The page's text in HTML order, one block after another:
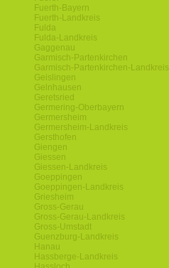
Fuerth-Bayern
Fuerth-Landkreis
Fulda
Fulda-Landkreis
Gaggenau
Garmisch-Partenkirchen
Garmisch-Partenkirchen-Landkreis
Geislingen
Gelnhausen
Geretsried
Germering-Oberbayern
Germersheim
Germersheim-Landkreis
Gersthofen
Giengen
Giessen
Giessen-Landkreis
Goeppingen
Goeppingen-Landkreis
Griesheim
Gross-Gerau
Gross-Gerau-Landkreis
Gross-Umstadt
Guenzburg-Landkreis
Hanau
Hassberge-Landkreis